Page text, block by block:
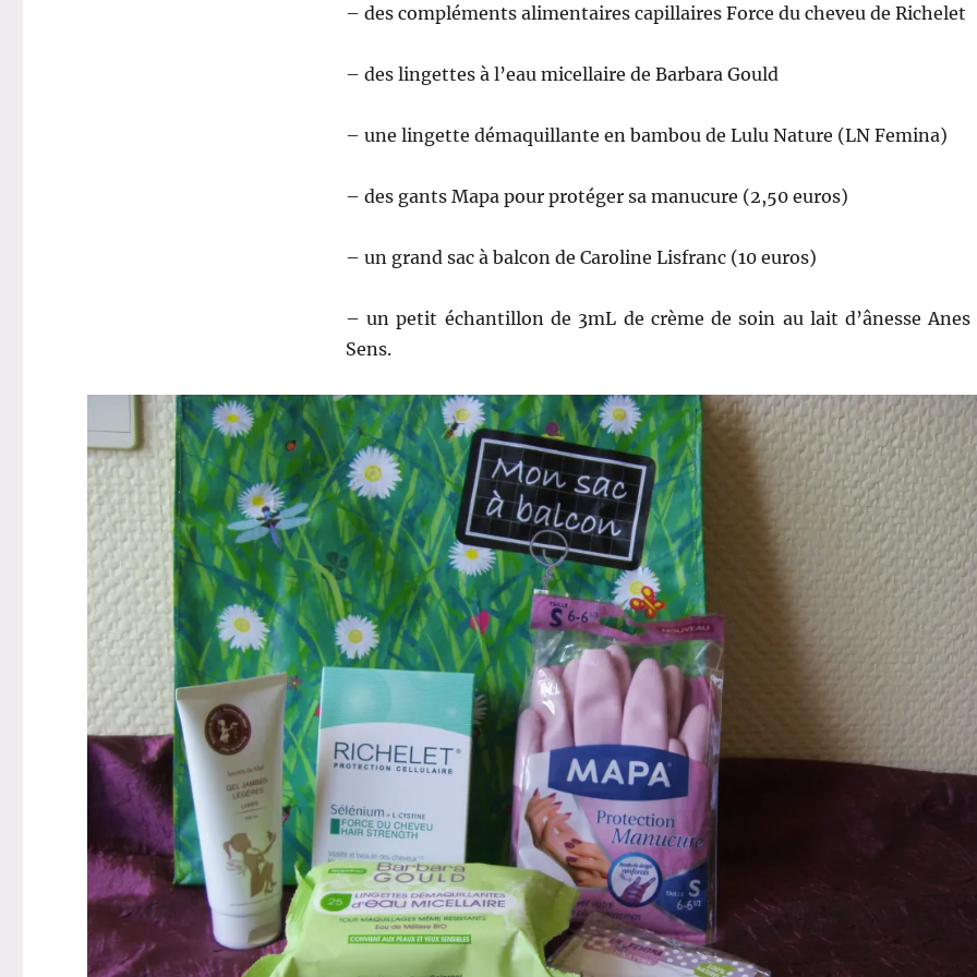
– des compléments alimentaires capillaires Force du cheveu de Richelet
– des lingettes à l’eau micellaire de Barbara Gould
– une lingette démaquillante en bambou de Lulu Nature (LN Femina)
– des gants Mapa pour protéger sa manucure (2,50 euros)
– un grand sac à balcon de Caroline Lisfranc (10 euros)
– un petit échantillon de 3mL de crème de soin au lait d’ânesse Anes
Sens.